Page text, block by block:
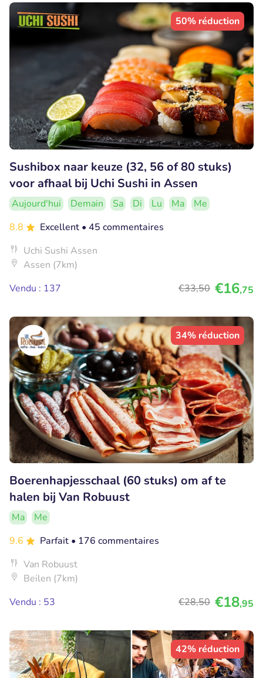
50% réduction
Sushibox naar keuze (32, 56 of 80 stuks)
voor afhaal bij Uchi Sushi in Assen
Aujourd'hui Demain Sa Di Lu Ma
Me
8.8
Excellent • 45 commentaires
Uchi Sushi Assen
Assen (7km)
Vendu : 137
€33,50 €16,75
34% réduction
Boerenhapjesschaal (60 stuks) om af te
halen bij Van Robuust
Ma
Me
9.6
Parfait • 176 commentaires
Van Robuust
Beilen (7km)
Vendu : 53
€28,50 €18,95
42% réduction